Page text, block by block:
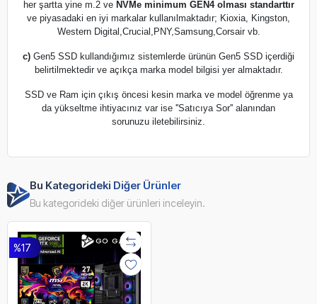
her şartta yine m.2 ve NVMe minimum GEN4 olması standarttır
ve piyasadaki en iyi markalar kullanılmaktadır; Kioxia, Kingston,
Western Digital,Crucial,PNY,Samsung,Corsair vb.
c) Gen5 SSD kullandığımız sistemlerde ürünün Gen5 SSD içerdiği
belirtilmektedir ve açıkça marka model bilgisi yer almaktadır.
SSD ve Ram için çıkış öncesi kesin marka ve model öğrenme ya
da yükseltme ihtiyacınız var ise ''Satıcıya Sor'' alanından
sorunuzu iletebilirsiniz.
Bu Kategorideki Diğer Ürünler
Bu kategorideki diğer ürünleri inceleyin.
%17